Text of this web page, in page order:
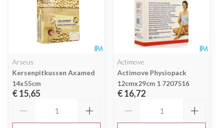
Arseus
Kersenpitkussen Axamed
14x55cm
€ 15,65
Actimove
Actimove Physiopack
12cmx29cm 1 7207516
€ 16,72